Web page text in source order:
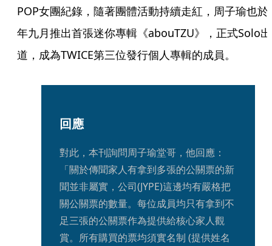
POP女團紀錄，隨著團體活動持續走紅，周子瑜也於
年九月推出首張迷你專輯《abouTZU》，正式Solo出
道，成為TWICE第三位發行個人專輯的成員。
回應
對此，本刊詢問周子瑜堂哥，他回應：
「關於傳聞家人有拿到多張的公關票的新
聞並非屬實，公司(JYPE)這邊均有嚴格把
關公關票的數量。每位成員均只有拿到不
足三張的公關票作為提供給核心家人觀
賞。所有購買的票均須實名制 (提供姓名